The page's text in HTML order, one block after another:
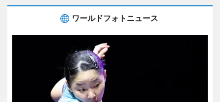
ワールドフォトニュース